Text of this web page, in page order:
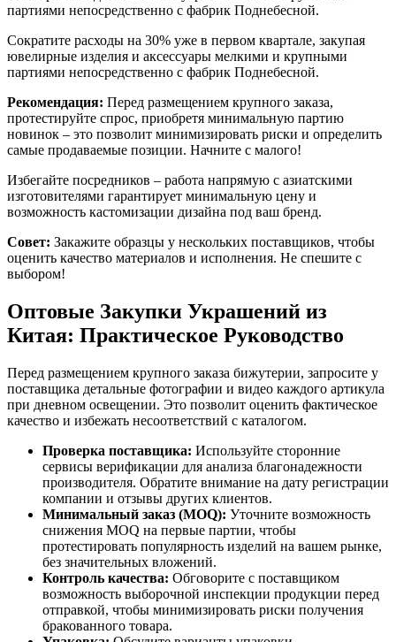
партиями непосредственно с фабрик Поднебесной.
Сократите расходы на 30% уже в первом квартале, закупая
ювелирные изделия и аксессуары мелкими и крупными
партиями непосредственно с фабрик Поднебесной.
Рекомендация: Перед размещением крупного заказа,
протестируйте спрос, приобретя минимальную партию
новинок – это позволит минимизировать риски и определить
самые продаваемые позиции. Начните с малого!
Избегайте посредников – работа напрямую с азиатскими
изготовителями гарантирует минимальную цену и
возможность кастомизации дизайна под ваш бренд.
Совет: Закажите образцы у нескольких поставщиков, чтобы
оценить качество материалов и исполнения. Не спешите с
выбором!
Оптовые Закупки Украшений из
Китая: Практическое Руководство
Перед размещением крупного заказа бижутерии, запросите у
поставщика детальные фотографии и видео каждого артикула
при дневном освещении. Это позволит оценить фактическое
качество и избежать несоответствий с каталогом.
Проверка поставщика: Используйте сторонние
сервисы верификации для анализа благонадежности
производителя. Обратите внимание на дату регистрации
компании и отзывы других клиентов.
Минимальный заказ (MOQ): Уточните возможность
снижения MOQ на первые партии, чтобы
протестировать популярность изделий на вашем рынке,
без значительных вложений.
Контроль качества: Обговорите с поставщиком
возможность выборочной инспекции продукции перед
отправкой, чтобы минимизировать риски получения
бракованного товара.